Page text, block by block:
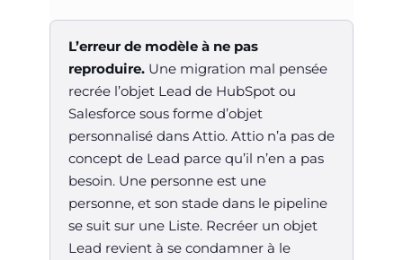
L’erreur de modèle à ne pas
reproduire. Une migration mal pensée
recrée l’objet Lead de HubSpot ou
Salesforce sous forme d’objet
personnalisé dans Attio. Attio n’a pas de
concept de Lead parce qu’il n’en a pas
besoin. Une personne est une
personne, et son stade dans le pipeline
se suit sur une Liste. Recréer un objet
Lead revient à se condamner à le